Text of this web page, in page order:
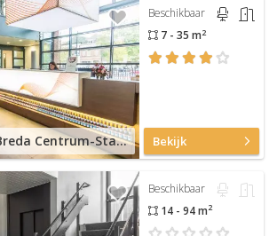
Ceresstraat 1, Breda Centrum-Station
Beschikbaar
7 - 35 m2
Bekijk
Beschikbaar
14 - 94 m2